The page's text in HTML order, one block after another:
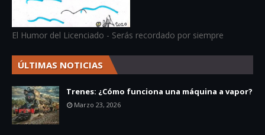
El Humor del Licenciado - Serás recordado por siempre
ÚLTIMAS NOTICIAS
Trenes: ¿Cómo funciona una máquina a vapor?
Marzo 23, 2026